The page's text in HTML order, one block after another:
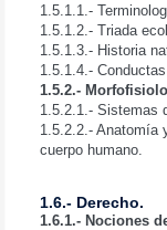
1.5.1.1.-
1.5.1.2.- Triada
1.5.1.3.- Historia
1.5.1.4.-
1.5.2.-
1.5.2.1.- Sistemas
1.5.2.2.- Anatomía
cuerpo humano.
1.6.- Derecho.
1.6.1.- Nociones